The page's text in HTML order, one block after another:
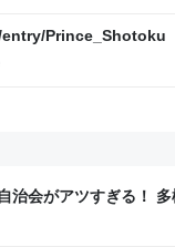
Prince_Shotoku
治会がアツすぎる！
善など“街の価値向上